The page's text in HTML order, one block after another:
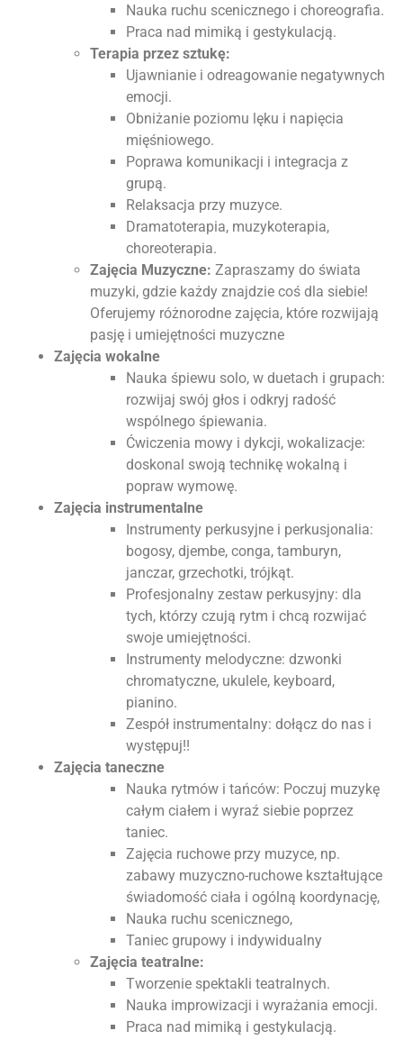
Nauka ruchu scenicznego i choreografia.
Praca nad mimiką i gestykulacją.
Terapia przez sztukę:
Ujawnianie i odreagowanie negatywnych
emocji.
Obniżanie poziomu lęku i napięcia
mięśniowego.
Poprawa komunikacji i integracja z
grupą.
Relaksacja przy muzyce.
Dramatoterapia, muzykoterapia,
choreoterapia.
Zajęcia Muzyczne: Zapraszamy do świata
muzyki, gdzie każdy znajdzie coś dla siebie!
Oferujemy różnorodne zajęcia, które rozwijają
pasję i umiejętności muzyczne
Zajęcia wokalne
Nauka śpiewu solo, w duetach i grupach:
rozwijaj swój głos i odkryj radość
wspólnego śpiewania.
Ćwiczenia mowy i dykcji, wokalizacje:
doskonal swoją technikę wokalną i
popraw wymowę.
Zajęcia instrumentalne
Instrumenty perkusyjne i perkusjonalia:
bogosy, djembe, conga, tamburyn,
janczar, grzechotki, trójkąt.
Profesjonalny zestaw perkusyjny: dla
tych, którzy czują rytm i chcą rozwijać
swoje umiejętności.
Instrumenty melodyczne: dzwonki
chromatyczne, ukulele, keyboard,
pianino.
Zespół instrumentalny: dołącz do nas i
występuj!!
Zajęcia taneczne
Nauka rytmów i tańców: Poczuj muzykę
całym ciałem i wyraź siebie poprzez
taniec.
Zajęcia ruchowe przy muzyce, np.
zabawy muzyczno-ruchowe kształtujące
świadomość ciała i ogólną koordynację,
Nauka ruchu scenicznego,
Taniec grupowy i indywidualny
Zajęcia teatralne:
Tworzenie spektakli teatralnych.
Nauka improwizacji i wyrażania emocji.
Praca nad mimiką i gestykulacją.